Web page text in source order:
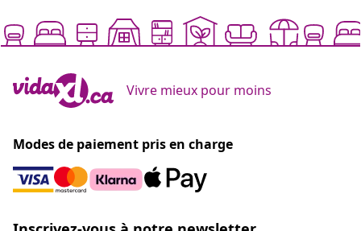
Vivre mieux pour moins
Modes de paiement pris en charge